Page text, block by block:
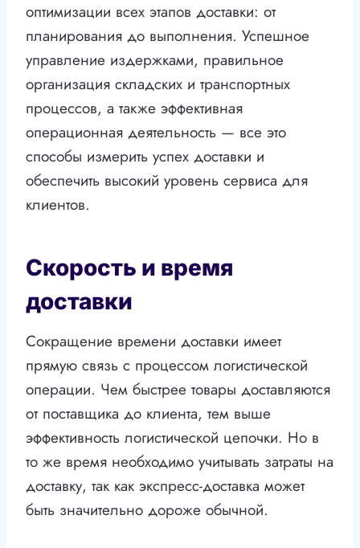
оптимизации всех этапов доставки: от
планирования до выполнения. Успешное
управление издержками, правильное
организация складских и транспортных
процессов, а также эффективная
операционная деятельность — все это
способы измерить успех доставки и
обеспечить высокий уровень сервиса для
клиентов.
Скорость и время
доставки
Сокращение времени доставки имеет
прямую связь с процессом логистической
операции. Чем быстрее товары доставляются
от поставщика до клиента, тем выше
эффективность логистической цепочки. Но в
то же время необходимо учитывать затраты на
доставку, так как экспресс-доставка может
быть значительно дороже обычной.